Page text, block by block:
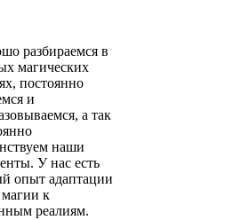
разбираемся в
магических
постоянно
и
а так
наши
У нас есть
опыт адаптации
к
реалиям.